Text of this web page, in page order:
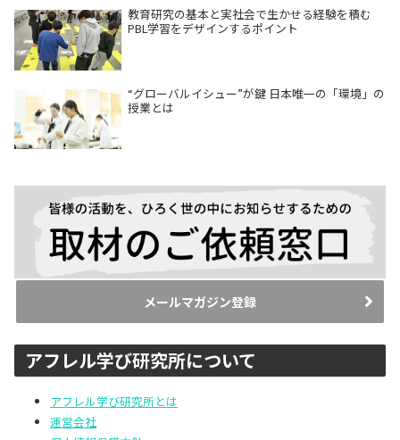
教育研究の基本と実社会で生かせる経験を積む
PBL学習をデザインするポイント
“グローバルイシュー”が鍵 日本唯一の「環境」の
授業とは
メールマガジン登録
アフレル学び研究所について
アフレル学び研究所とは
運営会社